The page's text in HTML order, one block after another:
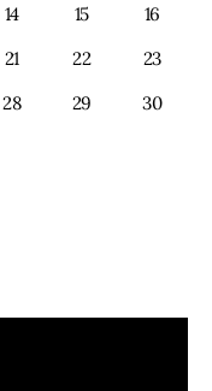
14 15
16
21 22
23
28 29
30